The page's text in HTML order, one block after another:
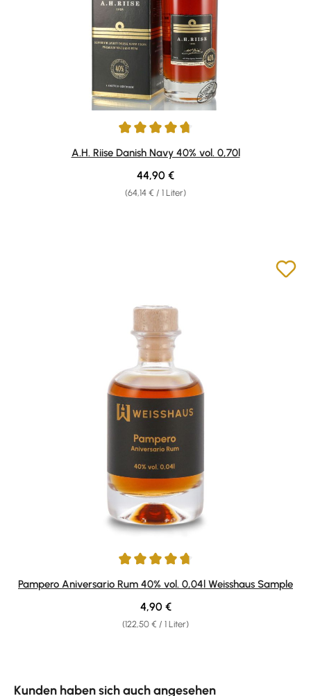
Durchschnittliche Bewertung von 4.86 von 5 Sternen
A.H. Riise Danish Navy 40% vol. 0,70l
(64,14 € / 1 Liter)
Regulärer Preis:
44,90 €
Durchschnittliche Bewertung von 4.67 von 5 Sternen
Pampero Aniversario Rum 40% vol. 0,04l Weisshaus Sample
(122,50 € / 1 Liter)
Regulärer Preis:
4,90 €
Kunden haben sich auch angesehen